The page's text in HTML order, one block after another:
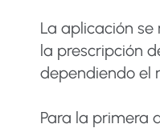
La aplicación
la prescripción
dependiendo el
​Para la primera